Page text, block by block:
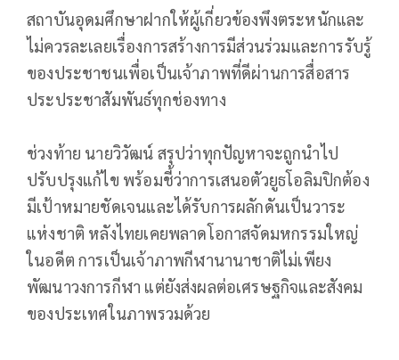
สถาบันอุดมศึกษาฝากให้ผู้เกี่ยวข้องพึงตระหนักและ
ไม่ควรละเลยเรื่องการสร้างการมีส่วนร่วมและการรับรู้
ของประชาชนเพื่อเป็นเจ้าภาพที่ดีผ่านการสื่อสาร
ประประชาสัมพันธ์ทุกช่องทาง
ช่วงท้าย นายวิวัฒน์ สรุปว่าทุกปัญหาจะถูกนำไป
ปรับปรุงแก้ไข พร้อมชี้ว่าการเสนอตัวยูธโอลิมปิกต้อง
มีเป้าหมายชัดเจนและได้รับการผลักดันเป็นวาระ
แห่งชาติ หลังไทยเคยพลาดโอกาสจัดมหกรรมใหญ่
ในอดีต การเป็นเจ้าภาพกีฬานานาชาติไม่เพียง
พัฒนาวงการกีฬา แต่ยังส่งผลต่อเศรษฐกิจและสังคม
ของประเทศในภาพรวมด้วย